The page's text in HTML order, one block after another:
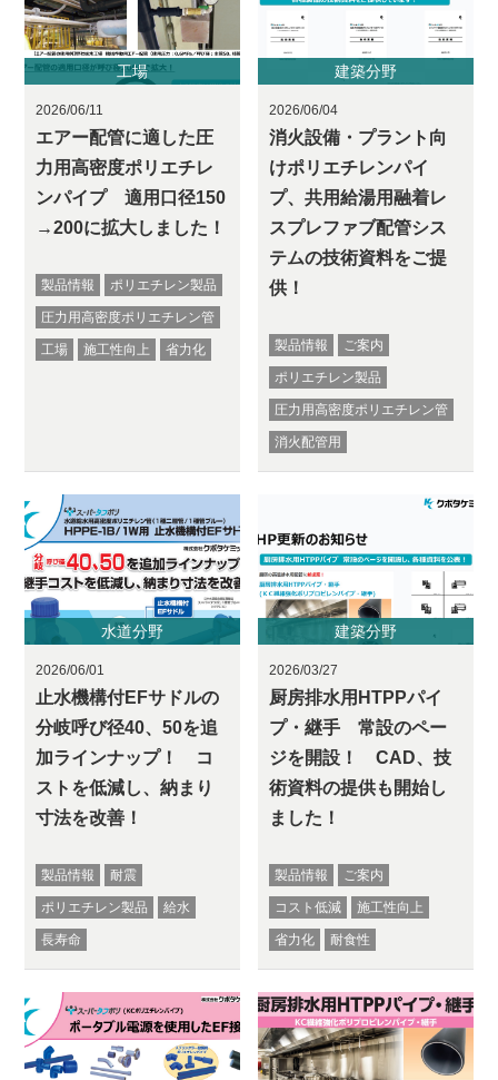
工場
2026/06/11
エアー配管に適した圧
力用高密度ポリエチレ
ンパイプ 適用口径150
→200に拡大しました！
製品情報 ポリエチレン製品
圧力用高密度ポリエチレン管
工場 施工性向上 省力化
建築分野
2026/06/04
消火設備・プラント向
けポリエチレンパイ
プ、共用給湯用融着レ
スプレファブ配管シス
テムの技術資料をご提
供！
製品情報 ご案内
ポリエチレン製品
圧力用高密度ポリエチレン管
消火配管用
水道分野
2026/06/01
止水機構付EFサドルの
分岐呼び径40、50を追
加ラインナップ！ コ
ストを低減し、納まり
寸法を改善！
製品情報 耐震
ポリエチレン製品 給水
長寿命
建築分野
2026/03/27
厨房排水用HTPPパイ
プ・継手 常設のペー
ジを開設！ CAD、技
術資料の提供も開始し
ました！
製品情報 ご案内
コスト低減 施工性向上
省力化 耐食性